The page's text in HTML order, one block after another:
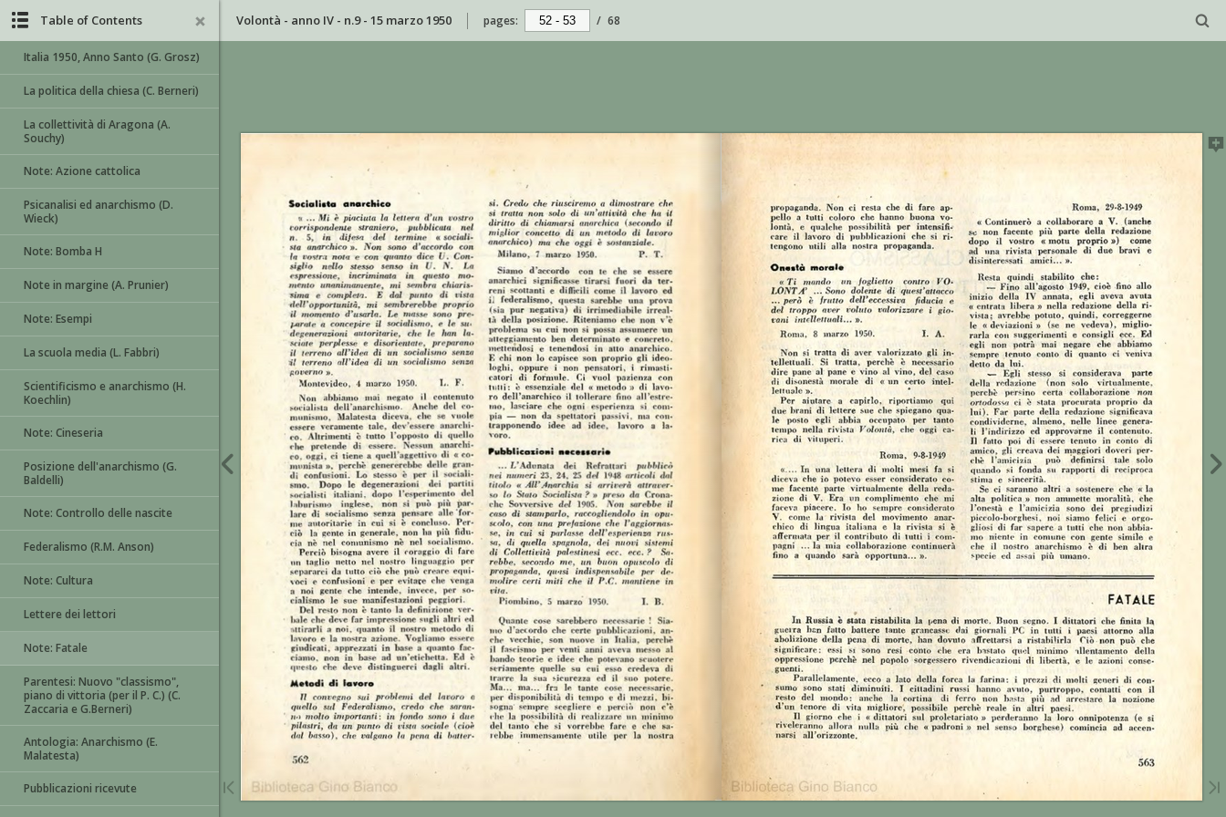
Volontà - anno IV - n.9 - 15 marzo 1950 pages: / 68
Table of Contents
Italia 1950, Anno Santo (G. Grosz)
La politica della chiesa (C. Berneri)
La collettività di Aragona (A.
Souchy)
Note: Azione cattolica
Psicanalisi ed anarchismo (D.
Wieck)
Note: Bomba H
Note in margine (A. Prunier)
Note: Esempi
La scuola media (L. Fabbri)
Scientificismo e anarchismo (H.
Koechlin)
Note: Cineseria
Posizione dell'anarchismo (G.
Baldelli)
Note: Controllo delle nascite
Federalismo (R.M. Anson)
Note: Cultura
Lettere dei lettori
Note: Fatale
Parentesi: Nuovo "classismo",
piano di vittoria (per il P. C.) (C.
Zaccaria e G.Berneri)
Antologia: Anarchismo (E.
Malatesta)
Pubblicazioni ricevute